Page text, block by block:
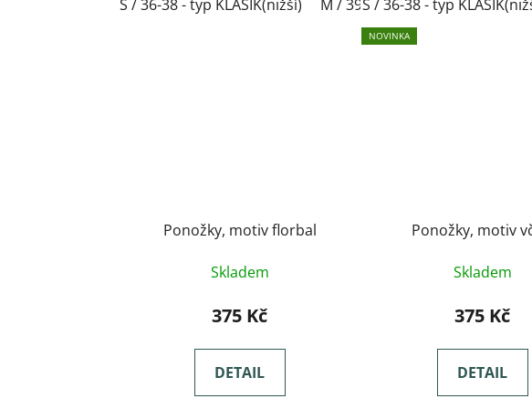
S / 36-38 - typ KLASIK(nižší) M / 39-41- typ KLASIK(nižší)
S / 36-38 - typ
Ponožky, motiv florbal
Skladem
375 Kč
DETAIL
NOVINKA
Ponožky, motiv
Skladem
375 Kč
DETAIL